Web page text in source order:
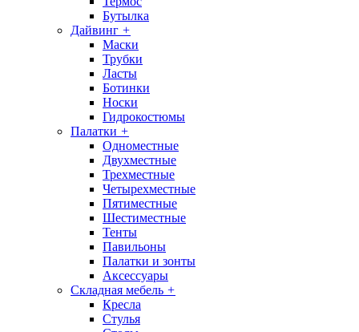
Бутылка
Дайвинг +
Маски
Трубки
Ласты
Ботинки
Носки
Гидрокостюмы
Палатки +
Одноместные
Двухместные
Трехместные
Четырехместные
Пятиместные
Шестиместные
Тенты
Павильоны
Палатки и зонты
Аксессуары
Складная мебель +
Кресла
Стулья